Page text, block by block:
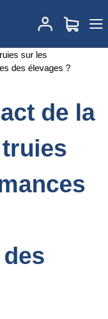
de la longévité des
économiques des
de la